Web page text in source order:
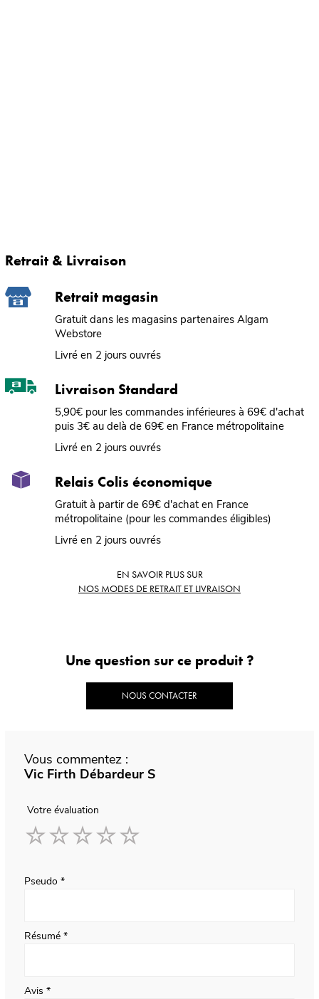
Retrait & Livraison
Retrait magasin
Gratuit dans les magasins partenaires Algam
Webstore
Livré en 2 jours ouvrés
Livraison Standard
5,90€ pour les commandes inférieures à 69€ d'achat
puis 3€ au delà de 69€ en France métropolitaine
Livré en 2 jours ouvrés
Relais Colis économique
Gratuit à partir de 69€ d'achat en France
métropolitaine (pour les commandes éligibles)
Livré en 2 jours ouvrés
EN SAVOIR PLUS SUR
NOS MODES DE RETRAIT ET LIVRAISON
Une question sur ce produit ?
NOUS CONTACTER
Vous commentez :
Vic Firth Débardeur S
Votre évaluation
Pseudo
Résumé
Avis